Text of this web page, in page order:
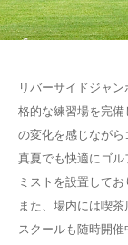
リバーサイドジャ
格的な練習場を完
の変化を感じながら
真夏でも快適にゴ
ミストを設置してお
また、場内には喫
スクールも随時開催
お問い合わ